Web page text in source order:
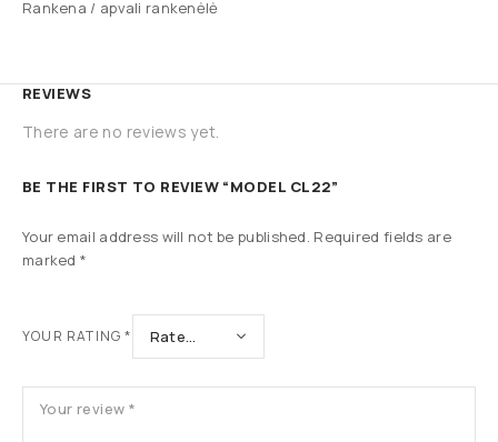
Rankena / apvali rankenėlė
REVIEWS
There are no reviews yet.
BE THE FIRST TO REVIEW “MODEL CL22”
Your email address will not be published. Required fields are
marked*
YOUR RATING*